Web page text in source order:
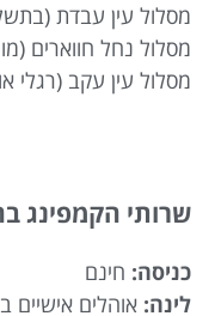
מסלול עין עבדת
מסלול נחל חווארים
מסלול עין עקב (רגלי או 4X4).
שרותי הקמפינג
כניסה: חינם
לינה: אוהלים אישיים